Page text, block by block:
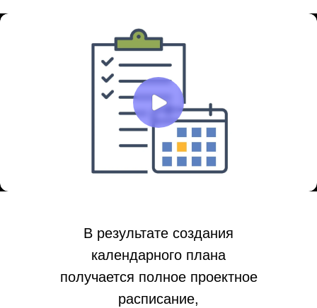
реализации
занятости
работников,
мероприятий,
семинаров,
строительства
В результате создания
календарного плана
получается полное проектное
расписание,